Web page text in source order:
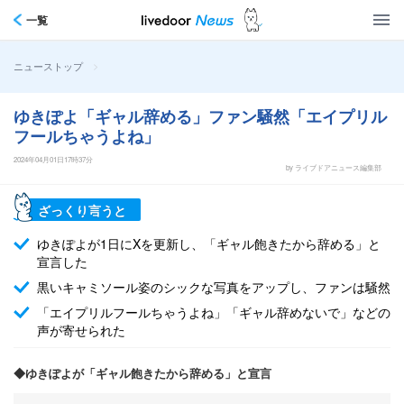
一覧
ニューストップ >
ゆきぽよ「ギャル辞める」ファン騒然「エイプリル
フールちゃうよね」
2024年04月01日17時37分
by ライブドアニュース編集部
ざっくり言うと
ゆきぽよが1日にXを更新し、「ギャル飽きたから辞める」と
宣言した
黒いキャミソール姿のシックな写真をアップし、ファンは騒然
「エイプリルフールちゃうよね」「ギャル辞めないで」などの
声が寄せられた
◆ゆきぽよが「ギャル飽きたから辞める」と宣言